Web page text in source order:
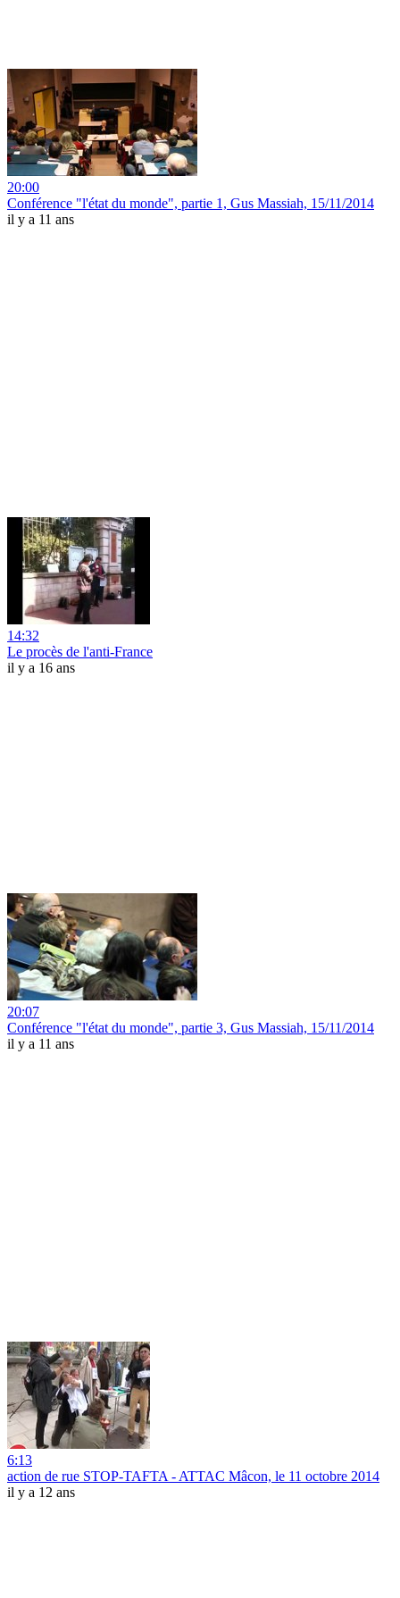
20:00
Conférence "l'état du monde", partie 1, Gus Massiah, 15/11/2014
il y a 11 ans
14:32
Le procès de l'anti-France
il y a 16 ans
20:07
Conférence "l'état du monde", partie 3, Gus Massiah, 15/11/2014
il y a 11 ans
6:13
action de rue STOP-TAFTA - ATTAC Mâcon, le 11 octobre 2014
il y a 12 ans